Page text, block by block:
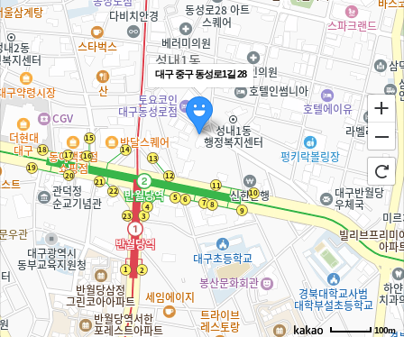
대구 중구 동성로1길 28
100m